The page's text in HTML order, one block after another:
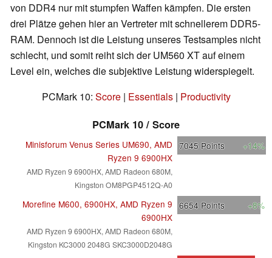
von DDR4 nur mit stumpfen Waffen kämpfen. Die ersten
drei Plätze gehen hier an Vertreter mit schnellerem DDR5-
RAM. Dennoch ist die Leistung unseres Testsamples nicht
schlecht, und somit reiht sich der UM560 XT auf einem
Level ein, welches die subjektive Leistung widerspiegelt.
PCMark 10: Score| Essentials| Productivity
PCMark 10 / Score
Minisforum Venus Series UM690, AMD
Ryzen 9 6900HX
AMD Ryzen 9 6900HX, AMD Radeon 680M,
Kingston OM8PGP4512Q-A0
7045 Points +14%
Morefine M600, 6900HX, AMD Ryzen 9
6900HX
AMD Ryzen 9 6900HX, AMD Radeon 680M,
Kingston KC3000 2048G SKC3000D2048G
6654 Points +8%